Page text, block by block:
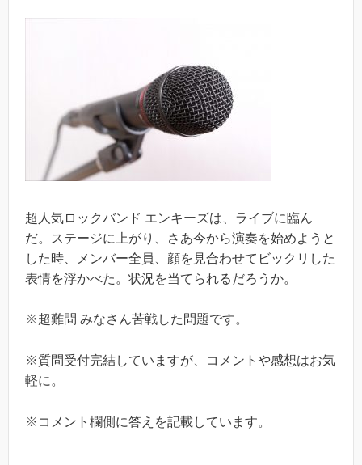
超人気ロックバンド エンキーズは、ライブに臨ん
だ。ステージに上がり、さあ今から演奏を始めようと
した時、メンバー全員、顔を見合わせてビックリした
表情を浮かべた。状況を当てられるだろうか。
※超難問 みなさん苦戦した問題です。
※質問受付完結していますが、コメントや感想はお気
軽に。
※コメント欄側に答えを記載しています。